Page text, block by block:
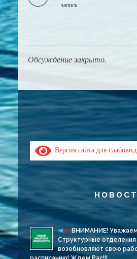
запись
Обсуждение закрыто.
Версия сайта для
ВНИМАНИЕ!
Структурные
возобновляют свою